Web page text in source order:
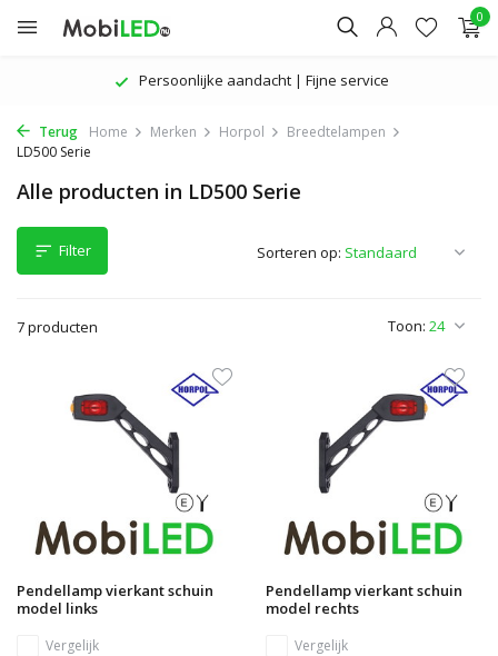
0
Persoonlijke aandacht | Fijne service
Terug Home Merken Horpol
Breedtelampen
LD500 Serie
Alle producten in LD500 Serie
Filter
7 producten Toon:
Sorteren op:
Pendellamp vierkant schuin
model links
Vergelijk
Pendellamp vierkant schuin
model rechts
Vergelijk